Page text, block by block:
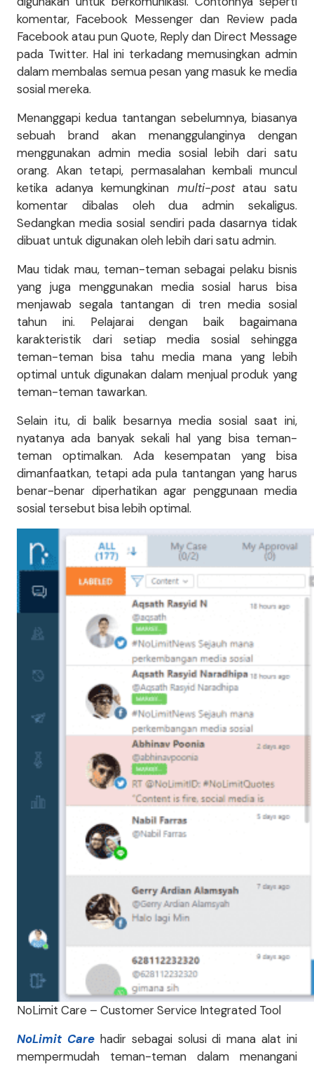
komentar, Facebook Messenger dan Review pada
Facebook atau pun Quote, Reply dan Direct Message
pada Twitter. Hal ini terkadang memusingkan admin
dalam membalas semua pesan yang masuk ke media
sosial mereka.
Menanggapi kedua tantangan sebelumnya, biasanya
sebuah brand akan menanggulanginya dengan
menggunakan admin media sosial lebih dari satu
orang. Akan tetapi, permasalahan kembali muncul
ketika adanya kemungkinan multi-postatau satu
komentar dibalas oleh dua admin sekaligus.
Sedangkan media sosial sendiri pada dasarnya tidak
dibuat untuk digunakan oleh lebih dari satu admin.
Mau tidak mau, teman-teman sebagai pelaku bisnis
yang juga menggunakan media sosial harus bisa
menjawab segala tantangan di tren media sosial
tahun ini. Pelajarai dengan baik bagaimana
karakteristik dari setiap media sosial sehingga
teman-teman bisa tahu media mana yang lebih
optimal untuk digunakan dalam menjual produk yang
teman-teman tawarkan.
Selain itu, di balik besarnya media sosial saat ini,
nyatanya ada banyak sekali hal yang bisa teman-
teman optimalkan. Ada kesempatan yang bisa
dimanfaatkan, tetapi ada pula tantangan yang harus
benar-benar diperhatikan agar penggunaan media
sosial tersebut bisa lebih optimal.
NoLimit Care – Customer Service Integrated Tool
NoLimit Carehadir sebagai solusi di mana alat ini
mempermudah teman-teman dalam menangani